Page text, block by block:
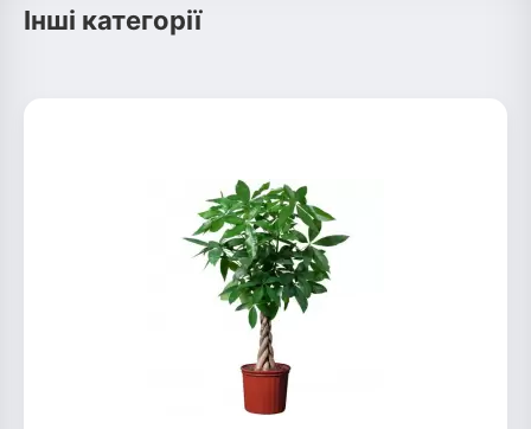
Інші категорії